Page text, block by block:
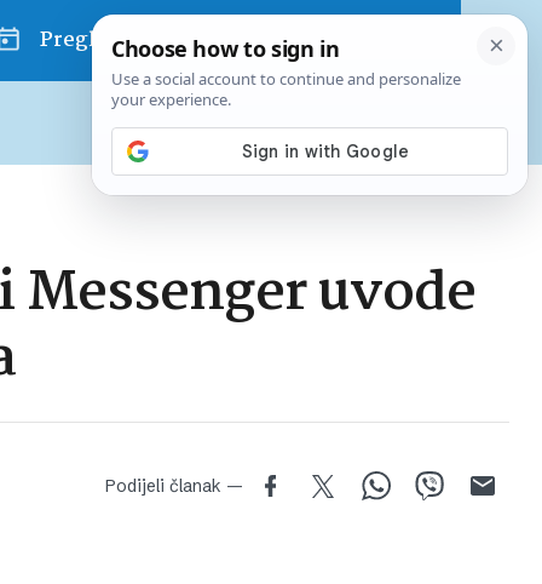
Pregled dana
Već od10 EURmjesečno
uvode
Podijeli članak —